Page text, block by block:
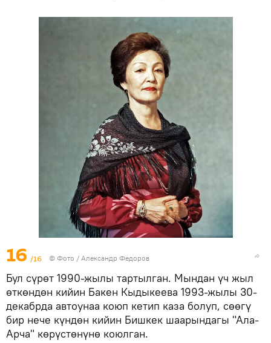
16 /16 © Фото / Александр Федоров
Бул сүрөт 1990-жылы тартылган. Мындан үч жыл
өткөндөн кийин Бакен Кыдыкеева 1993-жылы 30-
декабрда автоунаа коюп кетип каза болуп, сөөгү
бир нече күндөн кийин Бишкек шаарындагы "Ала-
Арча" көрүстөнүнө коюлган.